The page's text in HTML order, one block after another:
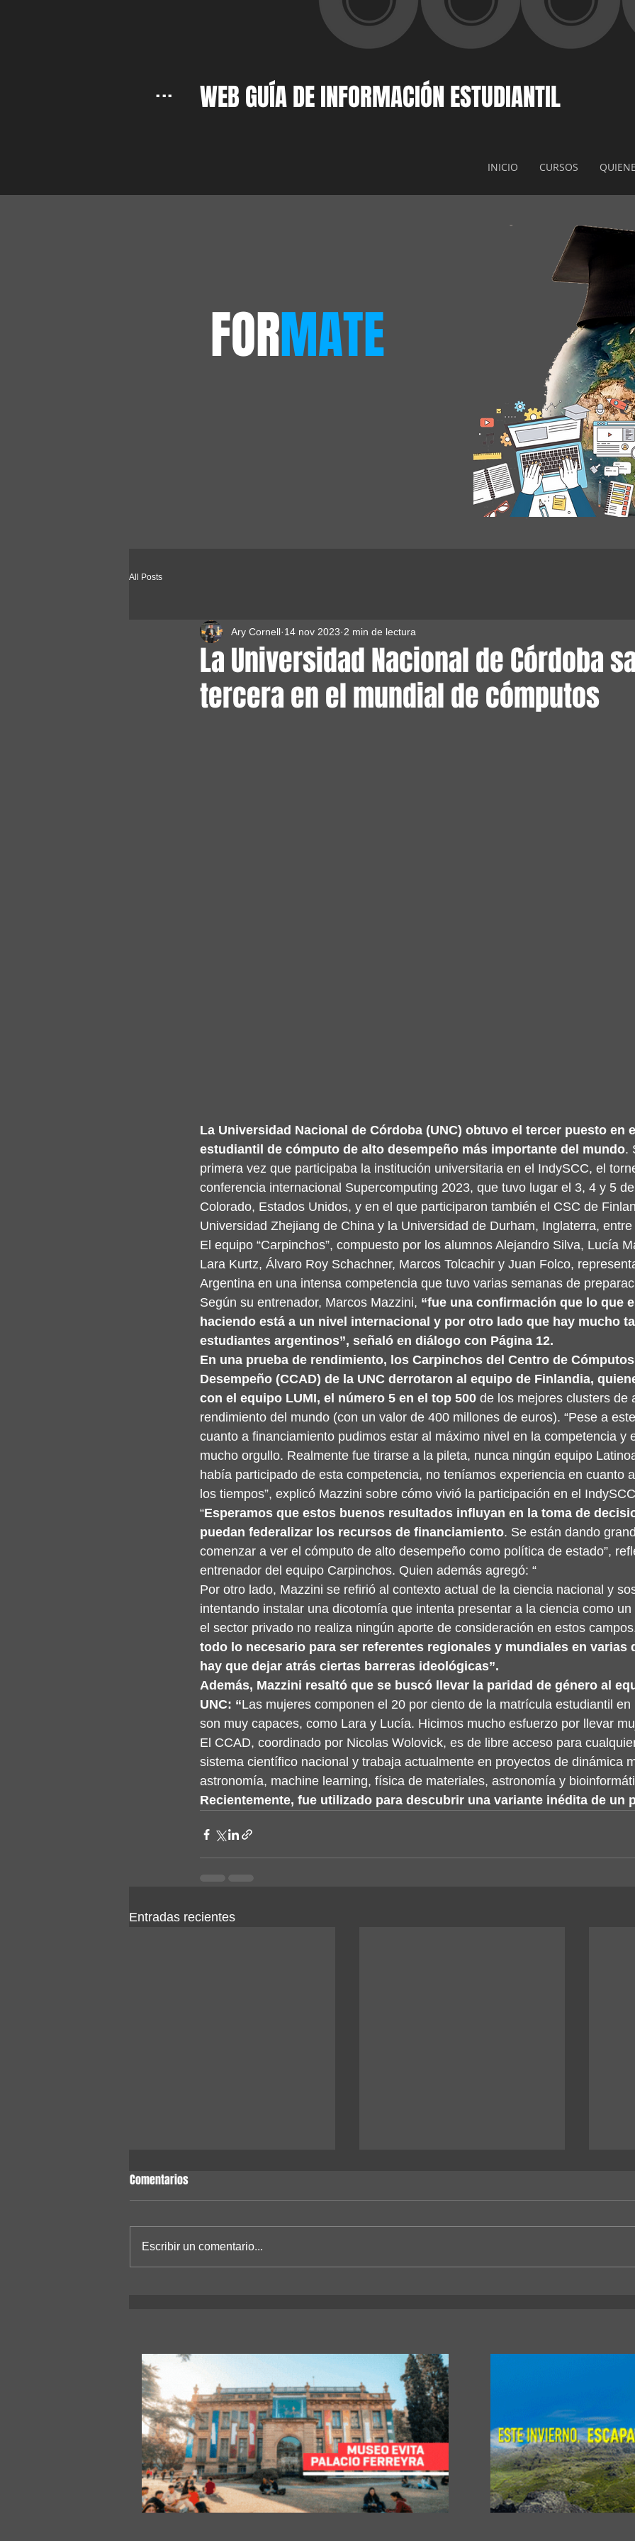
... WEB GUÍA DE INFORMACIÓN ESTUDIANTIL
INICIO CURSOS
FORMATE
All Posts
La Universidad Nacional de Córdoba
tercera en el mundial de cómputos
Ary Cornell 14 nov 2023 2 min de lectura
La Universidad Nacional de Córdoba (UNC) obtuvo el tercer puesto en
estudiantil de cómputo de alto desempeño más importante del mundo.
primera vez que participaba la institución universitaria en el IndySCC, el
conferencia internacional Supercomputing 2023, que tuvo lugar el 3, 4 y 5
Colorado, Estados Unidos, y en el que participaron también el CSC de
Universidad Zhejiang de China y la Universidad de Durham, Inglaterra,
El equipo “Carpinchos”, compuesto por los alumnos Alejandro Silva, Lucía
Lara Kurtz, Álvaro Roy Schachner, Marcos Tolcachir y Juan Folco,
Argentina en una intensa competencia que tuvo varias semanas de
Según su entrenador, Marcos Mazzini, “fue una confirmación que lo que
haciendo está a un nivel internacional y por otro lado que hay mucho
estudiantes argentinos”, señaló en diálogo con Página 12.
En una prueba de rendimiento, los Carpinchos del Centro de
Desempeño (CCAD) de la UNC derrotaron al equipo de Finlandia,
con el equipo LUMI, el número 5 en el top 500 de los mejores clusters de
rendimiento del mundo (con un valor de 400 millones de euros). “Pese a
cuanto a financiamiento pudimos estar al máximo nivel en la competencia y
mucho orgullo. Realmente fue tirarse a la pileta, nunca ningún equipo
había participado de esta competencia, no teníamos experiencia en cuanto
los tiempos”, explicó Mazzini sobre cómo vivió la participación en el
“Esperamos que estos buenos resultados influyan en la toma de
puedan federalizar los recursos de financiamiento. Se están dando
comenzar a ver el cómputo de alto desempeño como política de estado”,
entrenador del equipo Carpinchos. Quien además agregó: “
Por otro lado, Mazzini se refirió al contexto actual de la ciencia nacional y
intentando instalar una dicotomía que intenta presentar a la ciencia como
el sector privado no realiza ningún aporte de consideración en estos
todo lo necesario para ser referentes regionales y mundiales en
hay que dejar atrás ciertas barreras ideológicas”.
Además, Mazzini resaltó que se buscó llevar la paridad de género al
UNC: “Las mujeres componen el 20 por ciento de la matrícula estudiantil
son muy capaces, como Lara y Lucía. Hicimos mucho esfuerzo por llevar
El CCAD, coordinado por Nicolas Wolovick, es de libre acceso para
sistema científico nacional y trabaja actualmente en proyectos de dinámica
astronomía, machine learning, física de materiales, astronomía y
Recientemente, fue utilizado para descubrir una variante inédita de un
Entradas recientes
Comentarios
Escribir un comentario...